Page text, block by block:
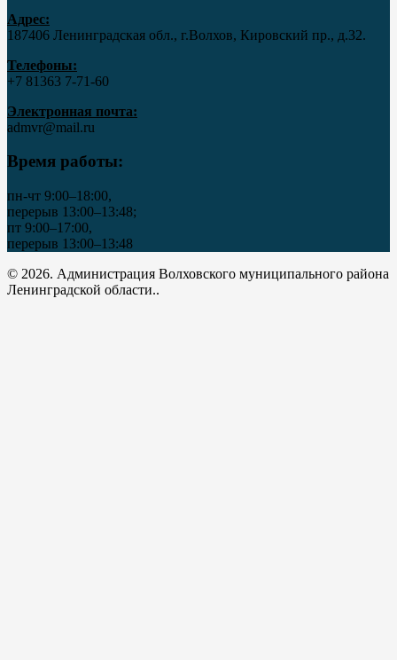
Адрес:
187406 Ленинградская обл., г.Волхов, Кировский пр., д.32.
Телефоны:
+7 81363 7‑71-60
Электронная почта:
admvr@mail.ru
Время работы:
пн-чт 9:00–18:00,
перерыв 13:00–13:48;
пт 9:00–17:00,
перерыв 13:00–13:48
© 2026. Администрация Волховского муниципального района
Ленинградской области..